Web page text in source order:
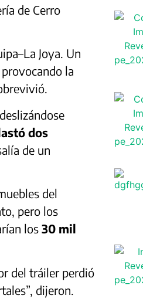
de Cerro
Joya. Un
provocando la
dos
de un
del
pero los
los30 mil
del tráiler perdió
dijeron.